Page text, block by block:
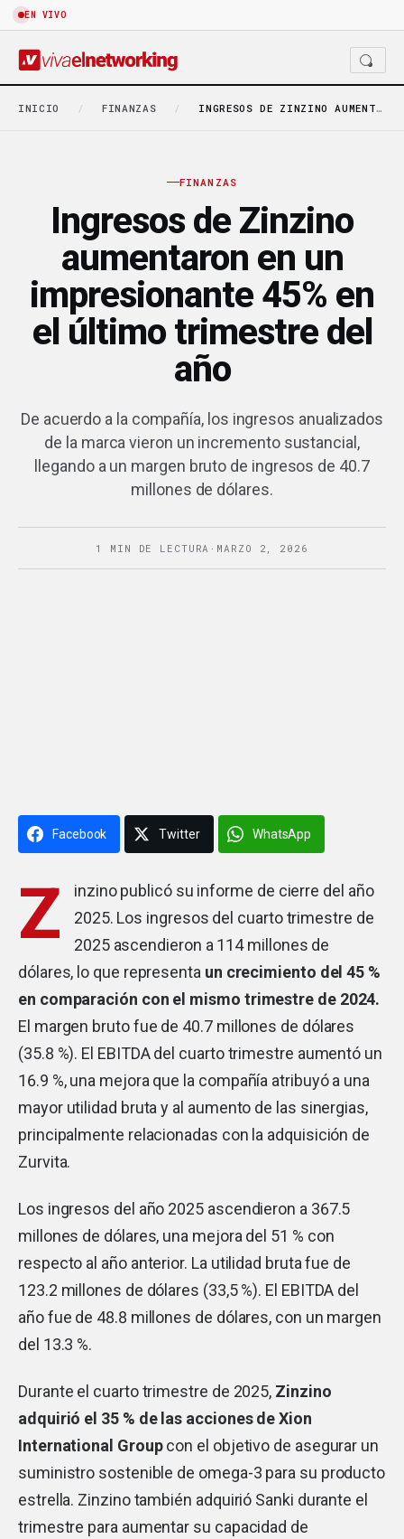
EN VIVO
INICIO / FINANZAS / INGRESOS DE ZINZINO AUMENTARON EN UN IMPRESIONANTE 45%…
FINANZAS
Ingresos de Zinzino
aumentaron en un
impresionante 45% en
el último trimestre del
año
De acuerdo a la compañía, los ingresos anualizados
de la marca vieron un incremento sustancial,
llegando a un margen bruto de ingresos de 40.7
millones de dólares.
1 MIN DE LECTURA · MARZO 2, 2026
Facebook Twitter WhatsApp
Z inzinopublicó su informe de cierre del año
2025. Los ingresos del cuarto trimestre de
2025 ascendieron a 114 millones de
dólares, lo que representa un crecimiento del 45 %
en comparación con el mismo trimestre de 2024.
El margen bruto fue de 40.7 millones de dólares
(35.8 %). El EBITDA del cuarto trimestre aumentó un
16.9 %, una mejora que la compañía atribuyó a una
mayor utilidad bruta y al aumento de las sinergias,
principalmente relacionadas con la adquisición de
Zurvita.
Los ingresos del año 2025 ascendieron a 367.5
millones de dólares, una mejora del 51 % con
respecto al año anterior. La utilidad bruta fue de
123.2 millones de dólares (33,5 %). El EBITDA del
año fue de 48.8 millones de dólares, con un margen
del 13.3 %.
Durante el cuarto trimestre de 2025, Zinzino
adquirió el 35 % de las acciones de Xion
International Groupcon el objetivo de asegurar un
suministro sostenible de omega-3 para su producto
estrella. Zinzino también adquirió Sanki durante el
trimestre para aumentar su capacidad de